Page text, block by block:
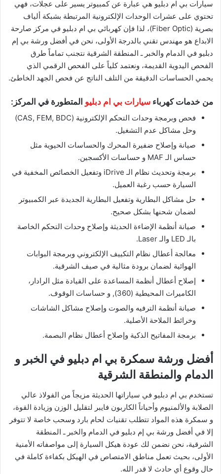
​سيارات بي ام دبليو هي عبارة عن كمبيوتر يسير على عجلات، فهي
تحتوي على عشرات الوحدات الإلكترونية المرتبطة بشبكة ألياف
بصرية (Fiber Optic)، لذا فإن كهربائي بي ام دبليو في مركز صارحة
الابداع هو مهندس تقني بالدرجة الأولى، نحن في أفضل ورشة بي إم
دبليو في الدمام والخبر ـ المنطقة الشرقية نتجنب تماماً طرق
الفحص اليدوية القديمة، ونعتمد كلياً على الفحص الرقمي الذي
يحمي الحساسات الدقيقة من التلف الناتج عن فحص الجهد الخاطئ.
​من خدمات كهرباء سيارات بي ام دبليو المتطورة في المركز:
​فحص وبرمجة وحدات التحكم الإلكترونية (CAS, FEM, BDC)
وحل مشاكل عدم التشغيل.
​صيانة وإصلاح ضفيرة المحرك والحساسات الحيوية مثل
حساس الـ MAF و حساسات الأكسجين.
​برمجة وتحديث نظام الـ iDrive وتفعيل الخصائص المخفية في
السيارة حسب رغبة العميل.
​حل مشاكل البطارية وتفعيل البطارية الجديدة عبر الكمبيوتر
لضمان شحنها بشكل صحيح.
​صيانة أنظمة الإضاءة الحديثة وإصلاح وحدات التحكم الخاصة
بالـ LED والـ Laser.
​معالجة أعطال نظام التكييف الإلكتروني وبرمجة البوابات
الهوائية لضمان برودة مثالية في صيف الشرقية.
​إصلاح أعطال أنظمة المساعدة على القيادة مثل الرادار،
الكاميرات المحيطية (360), و حساسات الوقوف.
​صيانة أنظمة الترفيه والصوت وإصلاح مشاكل الشاشات
وخرائط الملاحة الأصلية.
​برمجة المفاتيح الذكية وإصلاح أعطال نظام البصمة.
​أفضل ورشة سمكرة بي ام دبليو في الخبر و
الدمام والمنطقة الشرقية
​تستخدم بي ام دبليو في سياراتها الحديثة مزيجاً من الفولاذ عالي
الصلابة والألمنيوم وأحياناً الكاربون فايبر لتقليل الوزن وزيادة القوة،
و سمكرة هذه المواد تتطلب تقنيات لحام بارد وسحب خاصة لا تتوفر
إلا في أفضل ورشة بي إم دبليو في الدمام والخبر ـ المنطقة
الشرقية، نحن نضمن لك عودة هيكل السيارة إلى مواصفاته الأمنية
الأولى، بحيث تعمل مناطق الامتصاص في الهيكل بكفاءة كاملة في
حال وقوع أي حادث لا قدر الله.